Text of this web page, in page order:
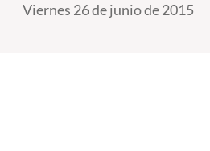
Viernes 26 de junio de 2015